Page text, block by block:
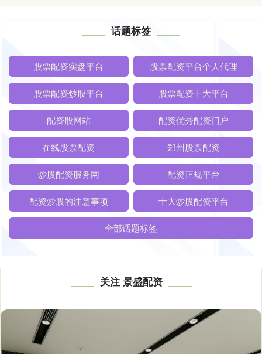
话题标签
股票配资实盘平台 股票配资平台个人代理
股票配资炒股平台 股票配资十大平台
配资股网站 配资优秀配资门户
在线股票配资 郑州股票配资
炒股配资服务网 配资正规平台
配资炒股的注意事项 十大炒股配资平台
全部话题标签
关注 景盛配资